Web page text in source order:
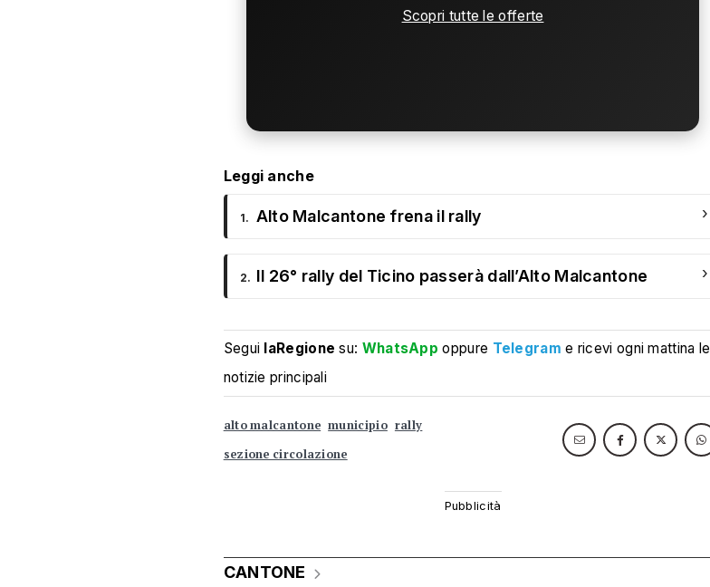
Scopri tutte le offerte
Leggi anche
1. Alto Malcantone frena il rally ›
2. Il 26° rally del Ticino passerà dall’Alto Malcantone ›
Segui laRegione su: WhatsApp oppure Telegram e ricevi ogni mattina le
notizie principali
alto malcantone municipio rally
sezione circolazione
CANTONE